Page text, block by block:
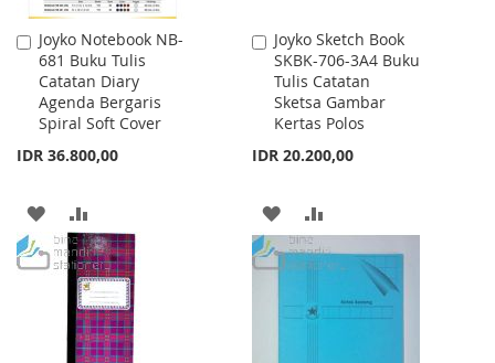
Joyko Notebook NB-
681 Buku Tulis
Catatan Diary
Agenda Bergaris
Spiral Soft Cover
IDR 36.800,00
Add
to
Cart
ADD
TO
WISH
LIST
TO
COMPARE
Joyko Sketch Book
SKBK-706-3A4 Buku
Tulis Catatan
Sketsa Gambar
Kertas Polos
IDR 20.200,00
Add
to
Cart
ADD
TO
TO
COMPARE